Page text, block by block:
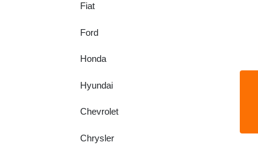
Fiat
Ford
Honda
Hyundai
Chevrolet
Chrysler